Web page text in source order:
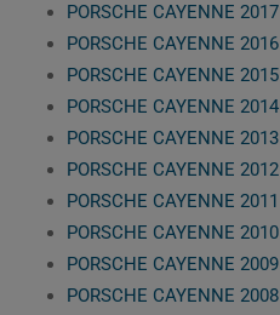
PORSCHE CAYENNE 2017
PORSCHE CAYENNE 2016
PORSCHE CAYENNE 2015
PORSCHE CAYENNE 2014
PORSCHE CAYENNE 2013
PORSCHE CAYENNE 2012
PORSCHE CAYENNE 2011
PORSCHE CAYENNE 2010
PORSCHE CAYENNE 2009
PORSCHE CAYENNE 2008